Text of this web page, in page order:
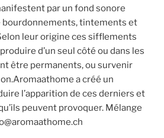
par un fond sonore
bourdonnements, tintements et
leur origine ces sifflements
d’un seul côté ou dans les
être permanents, ou survenir
a créé un
l’apparition de ces derniers et
peuvent provoquer. Mélange